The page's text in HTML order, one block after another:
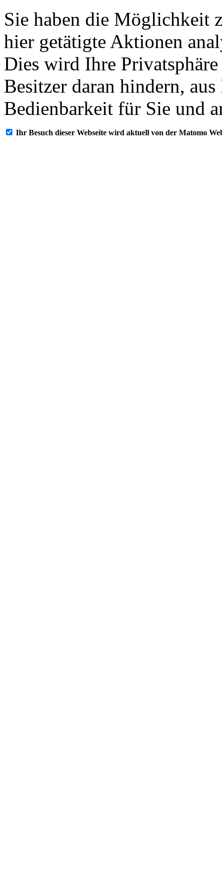
Sie haben die Möglichkeit
hier getätigte Aktionen
Dies wird Ihre
Besitzer daran hindern,
Bedienbarkeit für Sie und
Ihr Besuch dieser Webseite wird aktuell von der Matomo